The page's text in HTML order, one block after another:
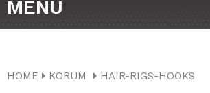
MENU
HOME KORUM HAIR-RIGS-HOOKS